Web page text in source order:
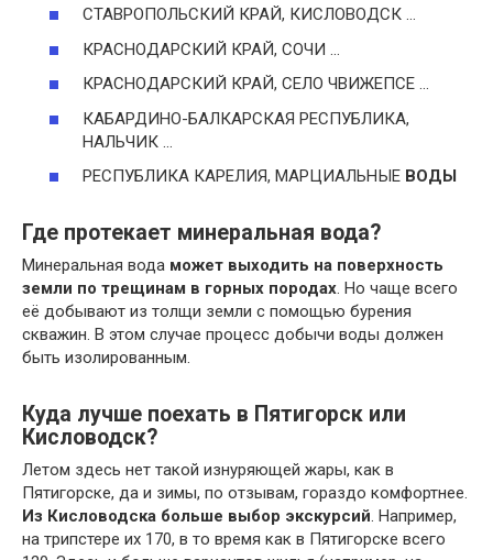
СТАВРОПОЛЬСКИЙ КРАЙ, КИСЛОВОДСК …
КРАСНОДАРСКИЙ КРАЙ, СОЧИ …
КРАСНОДАРСКИЙ КРАЙ, СЕЛО ЧВИЖЕПСЕ …
КАБАРДИНО-БАЛКАРСКАЯ РЕСПУБЛИКА,
НАЛЬЧИК …
РЕСПУБЛИКА КАРЕЛИЯ, МАРЦИАЛЬНЫЕ ВОДЫ
Где протекает минеральная вода?
Минеральная вода может выходить на поверхность
земли по трещинам в горных породах. Но чаще всего
её добывают из толщи земли с помощью бурения
скважин. В этом случае процесс добычи воды должен
быть изолированным.
Куда лучше поехать в Пятигорск или
Кисловодск?
Летом здесь нет такой изнуряющей жары, как в
Пятигорске, да и зимы, по отзывам, гораздо комфортнее.
Из Кисловодска больше выбор экскурсий. Например,
на трипстере их 170, в то время как в Пятигорске всего